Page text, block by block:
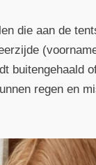
die aan de
buitengehaald
regen en